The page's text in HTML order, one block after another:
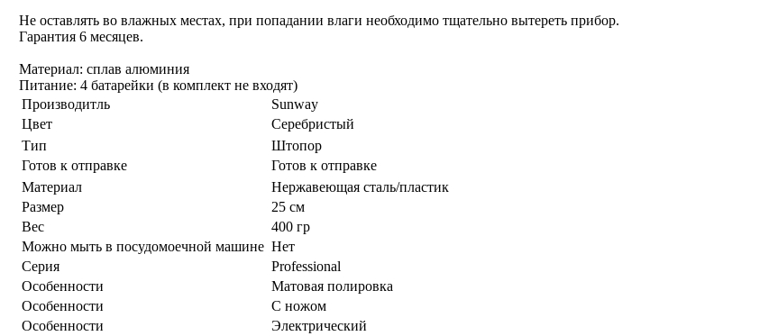
Не оставлять во влажных местах, при попадании влаги необходимо тщательно вытереть прибор.
Гарантия 6 месяцев.
Материал: сплав алюминия
Питание: 4 батарейки (в комплект не входят)
Производитль
Sunway
Цвет
Серебристый
Тип
Штопор
Готов к отправке
Готов к отправке
Материал
Нержавеющая сталь/пластик
Размер
25 см
Вес
400 гр
Можно мыть в посудомоечной машине Нет
Серия
Professional
Особенности
Матовая полировка
Особенности
С ножом
Особенности
Электрический